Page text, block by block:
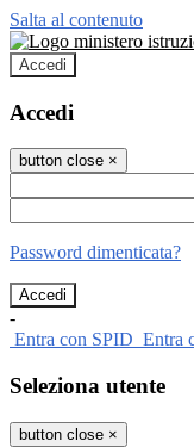
Salta al contenuto
Accedi
Accedi
button close ×
Password dimenticata?
-
Entra con SPID Entra
Seleziona utente
button close ×